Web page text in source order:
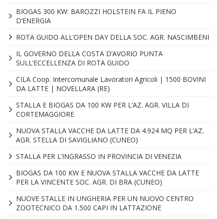
BIOGAS 300 KW: BAROZZI HOLSTEIN FA IL PIENO
D’ENERGIA
ROTA GUIDO ALL’OPEN DAY DELLA SOC. AGR. NASCIMBENI
IL GOVERNO DELLA COSTA D’AVORIO PUNTA
SULL’ECCELLENZA DI ROTA GUIDO
CILA Coop. Intercomunale Lavoratori Agricoli | 1500 BOVINI
DA LATTE | NOVELLARA (RE)
STALLA E BIOGAS DA 100 KW PER L’AZ. AGR. VILLA DI
CORTEMAGGIORE
NUOVA STALLA VACCHE DA LATTE DA 4.924 MQ PER L’AZ.
AGR. STELLA DI SAVIGLIANO (CUNEO)
STALLA PER L’INGRASSO IN PROVINCIA DI VENEZIA
BIOGAS DA 100 KW E NUOVA STALLA VACCHE DA LATTE
PER LA VINCENTE SOC. AGR. DI BRA (CUNEO)
NUOVE STALLE IN UNGHERIA PER UN NUOVO CENTRO
ZOOTECNICO DA 1.500 CAPI IN LATTAZIONE